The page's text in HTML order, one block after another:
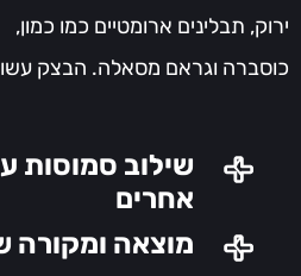
ירוק, תבלינים ארומטיים כמו כמון,
כוסברה וגראם מסאלה. הבצק
לעיגולים דקים ומקפלים לצורת קונוס
כדי לעטוף את המילוי. לאחר מכן
מטגנים את הסמוסות בשמן עמוק
שילוב סמוסות
אחרים
מוצאה ומקורה